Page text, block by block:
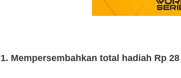
1. Mempersembahkan total hadiah Rp